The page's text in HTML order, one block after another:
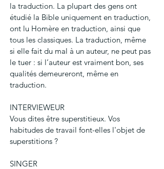
la traduction. La plupart des gens ont
étudié la Bible uniquement en traduction,
ont lu Homère en traduction, ainsi que
tous les classiques. La traduction, même
si elle fait du mal à un auteur, ne peut pas
le tuer : si l’auteur est vraiment bon, ses
qualités demeureront, même en
traduction.
INTERVIEWEUR
Vous dites être superstitieux. Vos
habitudes de travail font-elles l'objet de
superstitions ?
SINGER